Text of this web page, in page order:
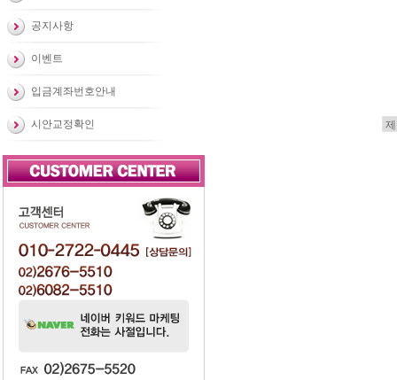
공지사항
이벤트
입금계좌번호안내
시안교정확인